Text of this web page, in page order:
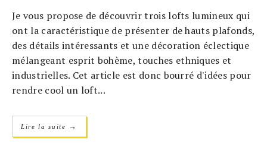
Je vous propose de découvrir trois lofts lumineux qui
ont la caractéristique de présenter de hauts plafonds,
des détails intéressants et une décoration éclectique
mélangeant esprit bohème, touches ethniques et
industrielles. Cet article est donc bourré d'idées pour
rendre cool un loft...
Lire la suite →